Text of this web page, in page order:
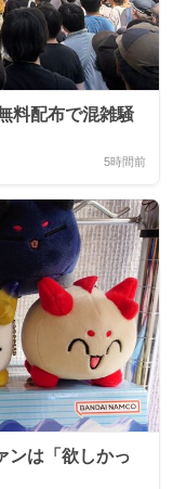
料配布で混雑騒
5時間前
ンは「欲しかっ